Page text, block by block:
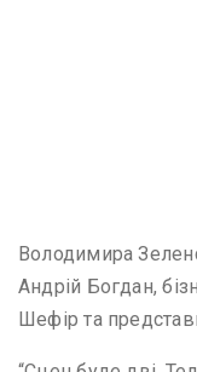
Володимира
Андрій Богдан,
Шефір та